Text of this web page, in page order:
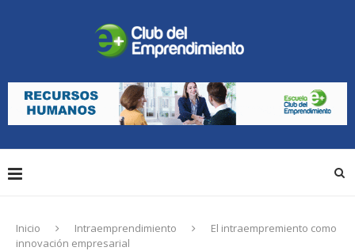
Inicio Intraemprendimiento
El intraempremiento como
innovación empresarial